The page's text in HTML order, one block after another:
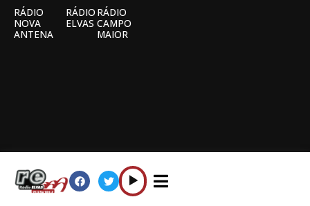
RÁDIO
NOVA
ANTENA
RÁDIO
ELVAS
RÁDIO
CAMPO
MAIOR